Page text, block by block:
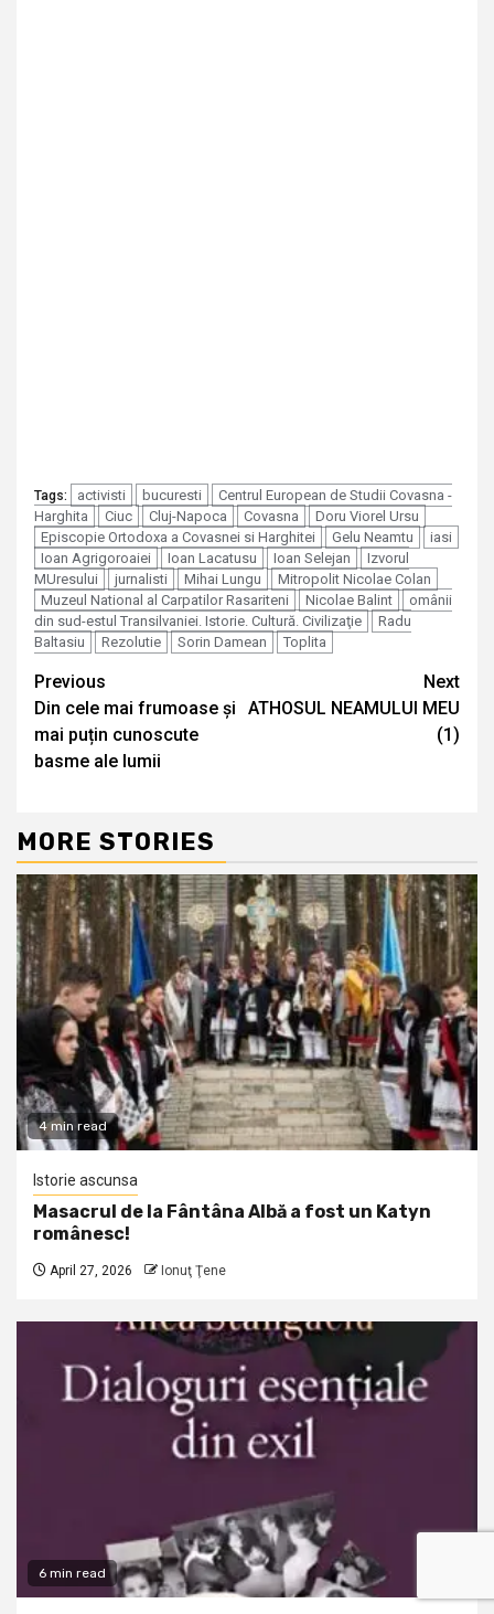
Tags: activisti bucuresti
Centrul European de Studii Covasna -
Harghita
Ciuc Cluj-Napoca Covasna
Doru Viorel Ursu
Episcopie Ortodoxa a Covasnei si Harghitei
Gelu Neamtu
iasi
Ioan Agrigoroaiei
Ioan Lacatusu Ioan Selejan
Izvorul
MUresului
jurnalisti Mihai Lungu
Mitropolit Nicolae Colan
Muzeul National al Carpatilor Rasariteni
Nicolae Balint
omânii
din sud-estul Transilvaniei. Istorie. Cultură. Civilizaţie
Radu
Baltasiu
Rezolutie Sorin Damean Toplita
Continue
Reading
Previous
Din cele mai frumoase și
mai puțin cunoscute
basme ale lumii
Next
ATHOSUL NEAMULUI MEU
(1)
MORE STORIES
4 min read
Istorie ascunsa
Masacrul de la Fântâna Albă a fost un Katyn
românesc!
April 27, 2026 Ionuţ Ţene
6 min read